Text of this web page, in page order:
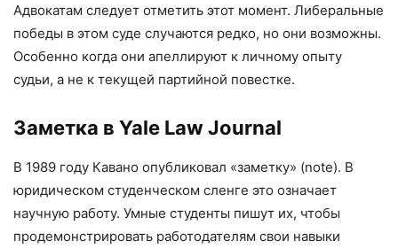
Адвокатам следует отметить этот момент. Либеральные
победы в этом суде случаются редко, но они возможны.
Особенно когда они апеллируют к личному опыту
судьи, а не к текущей партийной повестке.
Заметка в Yale Law Journal
В 1989 году Кавано опубликовал «заметку» (note). В
юридическом студенческом сленге это означает
научную работу. Умные студенты пишут их, чтобы
продемонстрировать работодателям свои навыки